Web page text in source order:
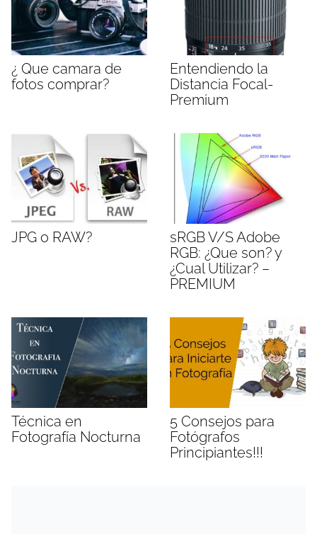
¿ Que camara de
fotos comprar?
Entendiendo la
Distancia Focal-
Premium
JPG o RAW?
sRGB V/S Adobe
RGB: ¿Que son? y
¿Cual Utilizar? –
PREMIUM
Técnica en
Fotografía Nocturna
5 Consejos para
Fotógrafos
Principiantes!!!